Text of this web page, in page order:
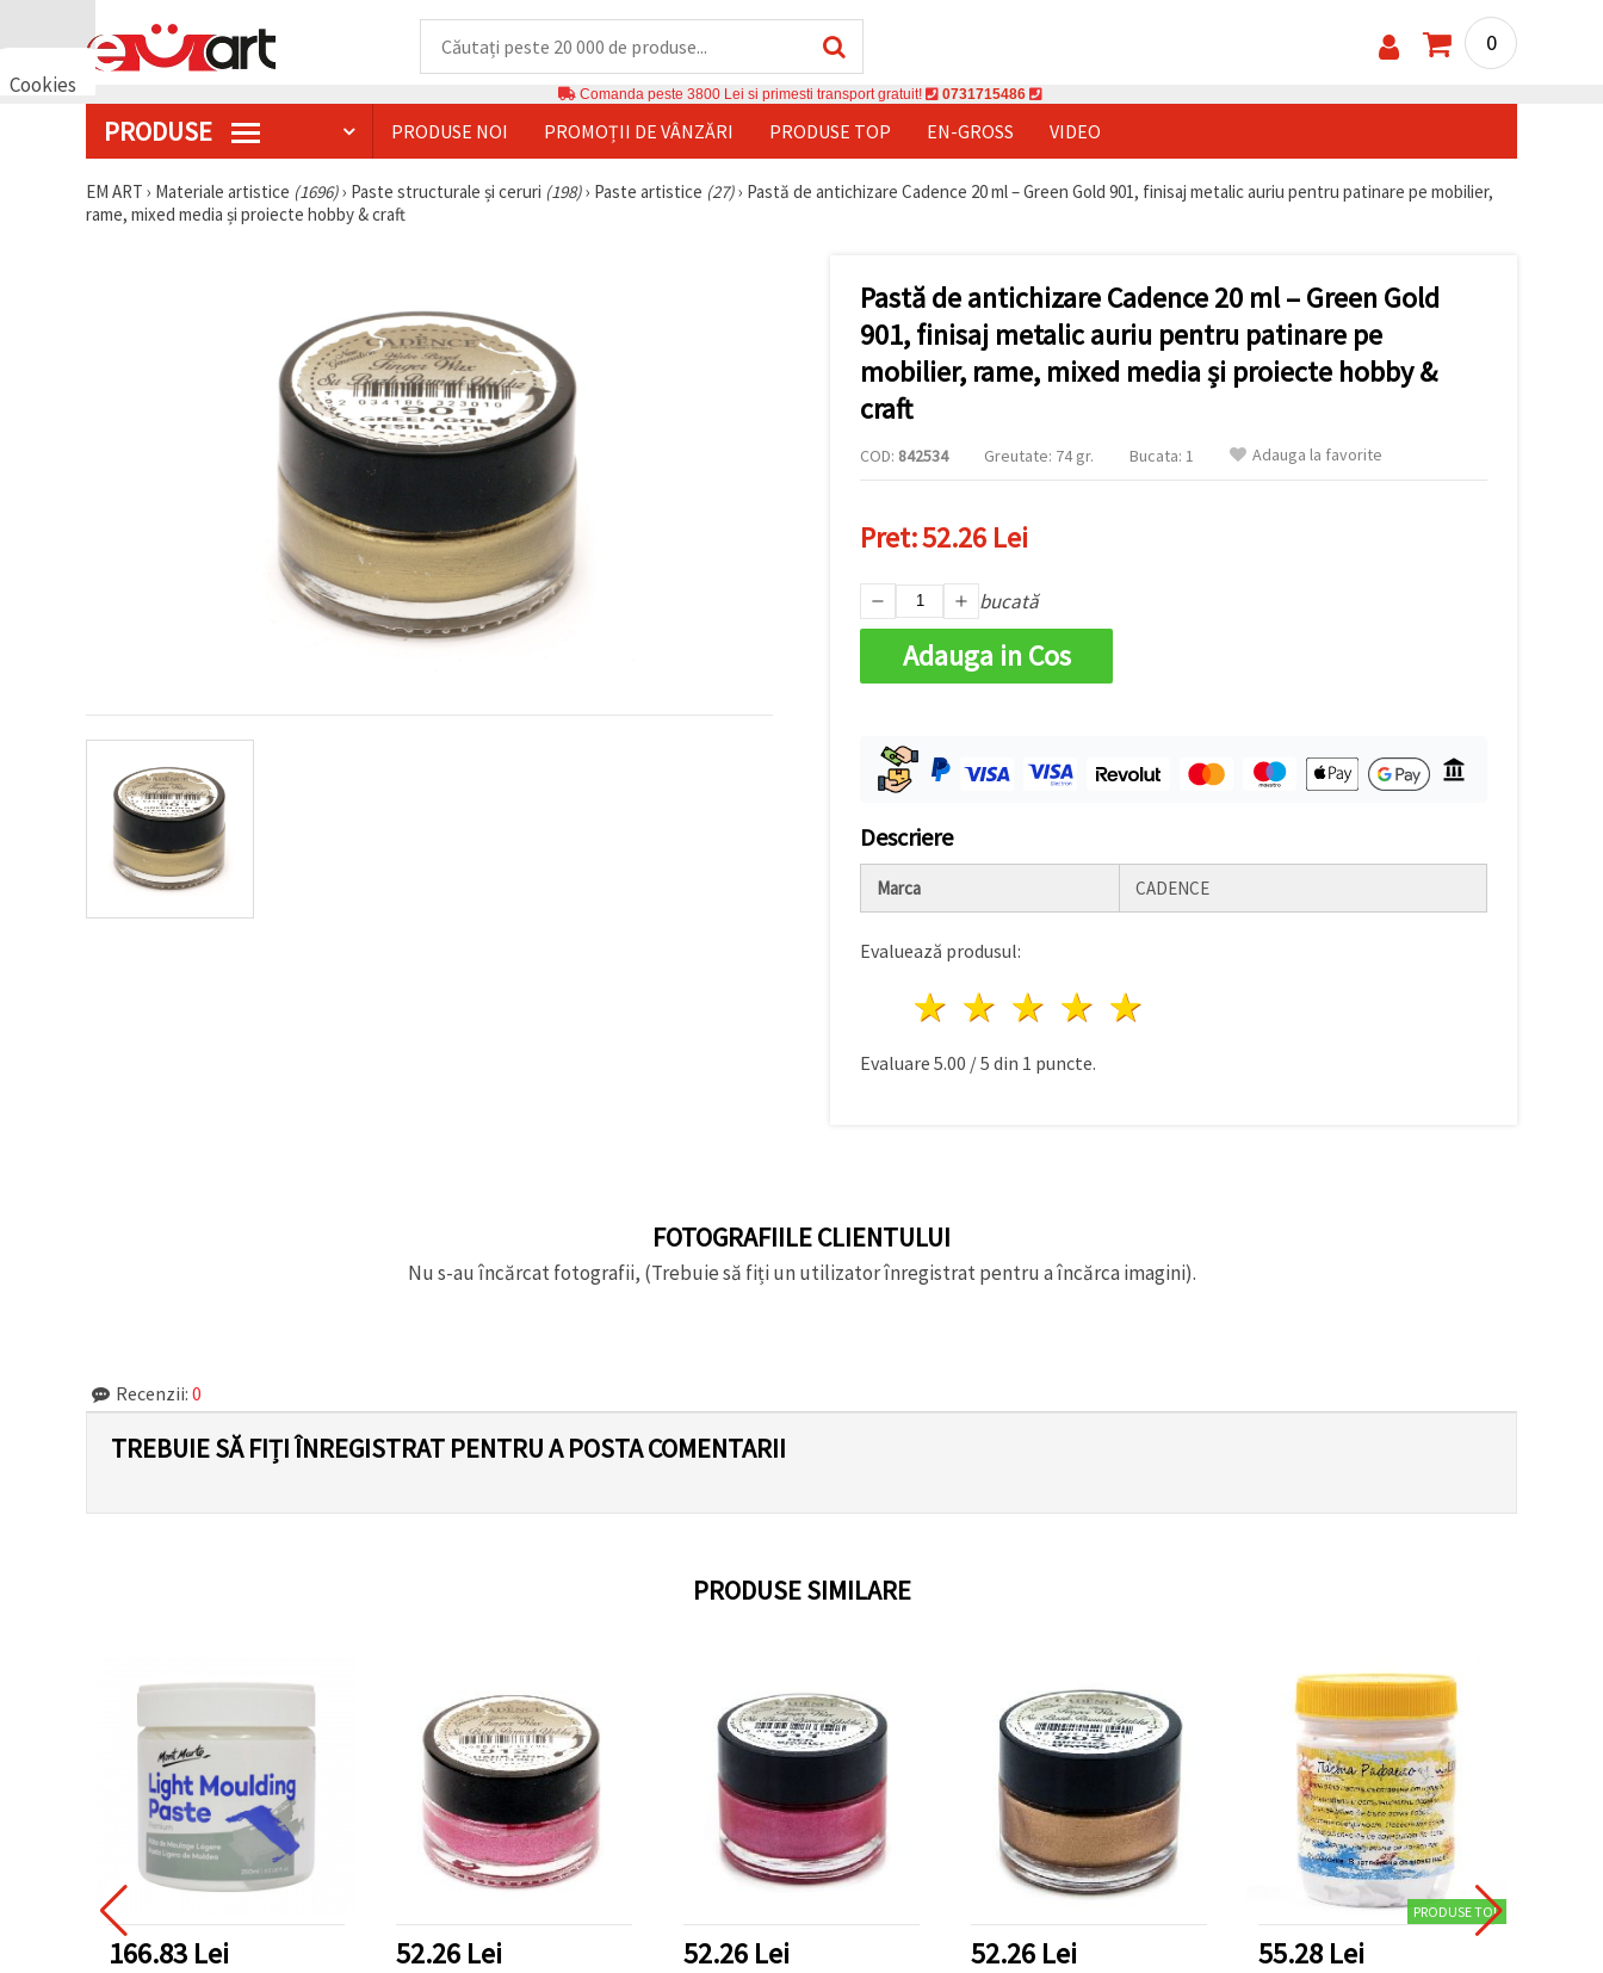
Cookies
0
Comanda peste 3800 Lei si primesti transport gratuit! 0731715486
PRODUSE PRODUSE NOI PROMOȚII DE VÂNZĂRI PRODUSE TOP EN-GROSS VIDEO
EM ART › Materiale artistice (1696)› Paste structurale și ceruri (198)› Paste artistice (27)› Pastă de antichizare Cadence 20 ml – Green Gold 901, finisaj metalic auriu pentru patinare pe mobilier,
rame, mixed media și proiecte hobby & craft
Pastă de antichizare Cadence 20 ml – Green Gold
901, finisaj metalic auriu pentru patinare pe
mobilier, rame, mixed media și proiecte hobby &
craft
COD: 842534 Greutate: 74 gr. Bucata: 1 Adauga la favorite
Pret:52.26 Lei
bucată
Adauga in Cos
Descriere
Marca CADENCE
Evaluează produsul:
4 stele
3 stele
2 stele
1 stea
Evaluare 5.00 /5 din 1 puncte.
FOTOGRAFIILE CLIENTULUI
Nu s-au încărcat fotografii, (Trebuie să fiți un utilizator înregistrat pentru a încărca imagini).
Recenzii: 0
TREBUIE SĂ FIȚI ÎNREGISTRAT PENTRU A POSTA COMENTARII
PRODUSE SIMILARE
166.83 Lei 52.26 Lei 52.26 Lei 52.26 Lei
PRODUSE TOP
55.28 Lei